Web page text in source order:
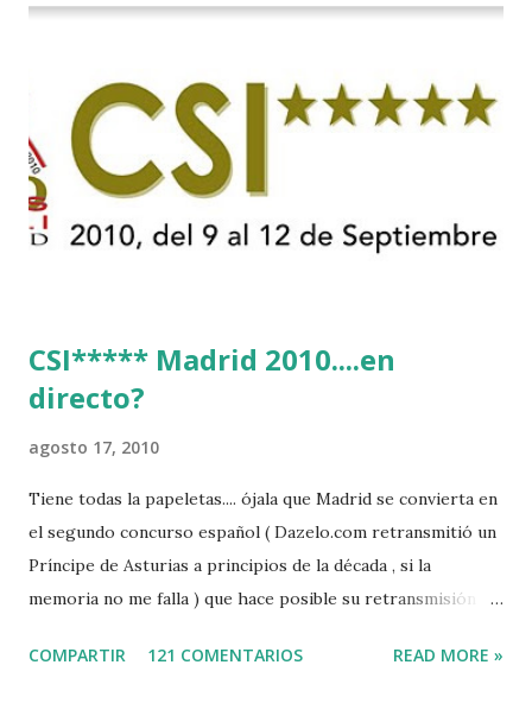
CSI***** Madrid 2010....en
directo?
agosto 17, 2010
Tiene todas la papeletas.... ójala que Madrid se convierta en
el segundo concurso español ( Dazelo.com retransmitió un
Príncipe de Asturias a principios de la década , si la
memoria no me falla ) que hace posible su retransmisión via
mundo mundial...
COMPARTIR 121 COMENTARIOS READ MORE »